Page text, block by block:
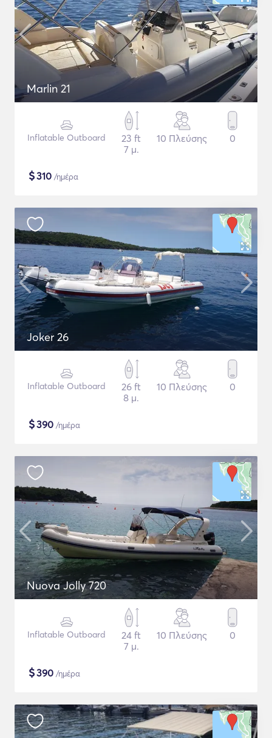
Marlin 21
Inflatable Outboard
23 ft
7 μ.
10 Πλεύσης 0
$310 /ημέρα
Joker 26
Inflatable Outboard
26 ft
8 μ.
10 Πλεύσης 0
$390 /ημέρα
Nuova Jolly 720
Inflatable Outboard
24 ft
7 μ.
10 Πλεύσης 0
$390 /ημέρα